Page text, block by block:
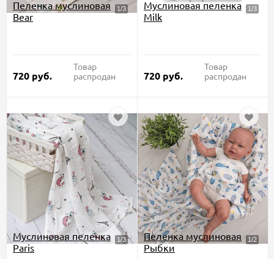
Пеленка муслиновая
Bear
720 руб.
Товар
распродан
Муслиновая пеленка
Milk
720 руб.
Товар
распродан
Муслиновая пеленка
Paris
Пеленка муслиновая
Рыбки